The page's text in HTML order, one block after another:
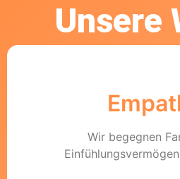
Unsere
Wir begegnen